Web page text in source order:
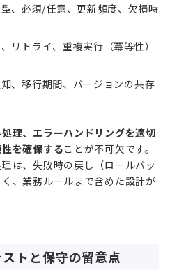
型、必須/任意、更新頻度、欠損時
リトライ、重複実行（冪等性）
知、移行期間、バージョンの共存
理、エラーハンドリングを適切
を確保することが不可欠です。
は、失敗時の戻し（ロールバッ
、業務ルールまで含めた設計が
トと保守の留意点